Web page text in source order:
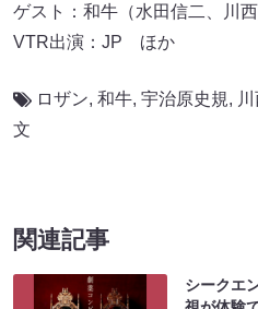
ゲスト：和牛（水田信二、川
VTR出演：JP ほか
ロザン, 和牛, 宇治原史規,
文
関連記事
シークエ